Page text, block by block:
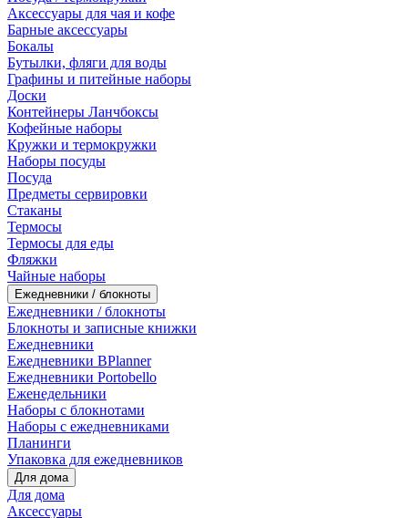
Аксессуары для чая и кофе
Барные аксессуары
Бокалы
Бутылки, фляги для воды
Графины и питейные наборы
Доски
Контейнеры Ланчбоксы
Кофейные наборы
Кружки и термокружки
Наборы посуды
Посуда
Предметы сервировки
Стаканы
Термосы
Термосы для еды
Фляжки
Чайные наборы
Ежедневники / блокноты
Ежедневники / блокноты
Блокноты и записные книжки
Ежедневники
Ежедневники BPlanner
Ежедневники Portobello
Еженедельники
Наборы с блокнотами
Наборы с ежедневниками
Планинги
Упаковка для ежедневников
Для дома
Для дома
Аксессуары